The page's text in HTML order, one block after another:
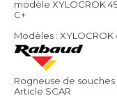
modèle XYLOCROK
C+
Modèles : XYLOCROK
Rogneuse de souches
Article SCAR